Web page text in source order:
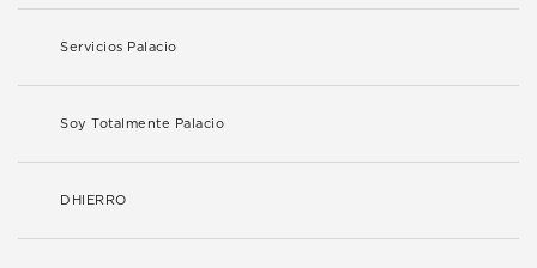
Servicios Palacio
Soy Totalmente Palacio
DHIERRO